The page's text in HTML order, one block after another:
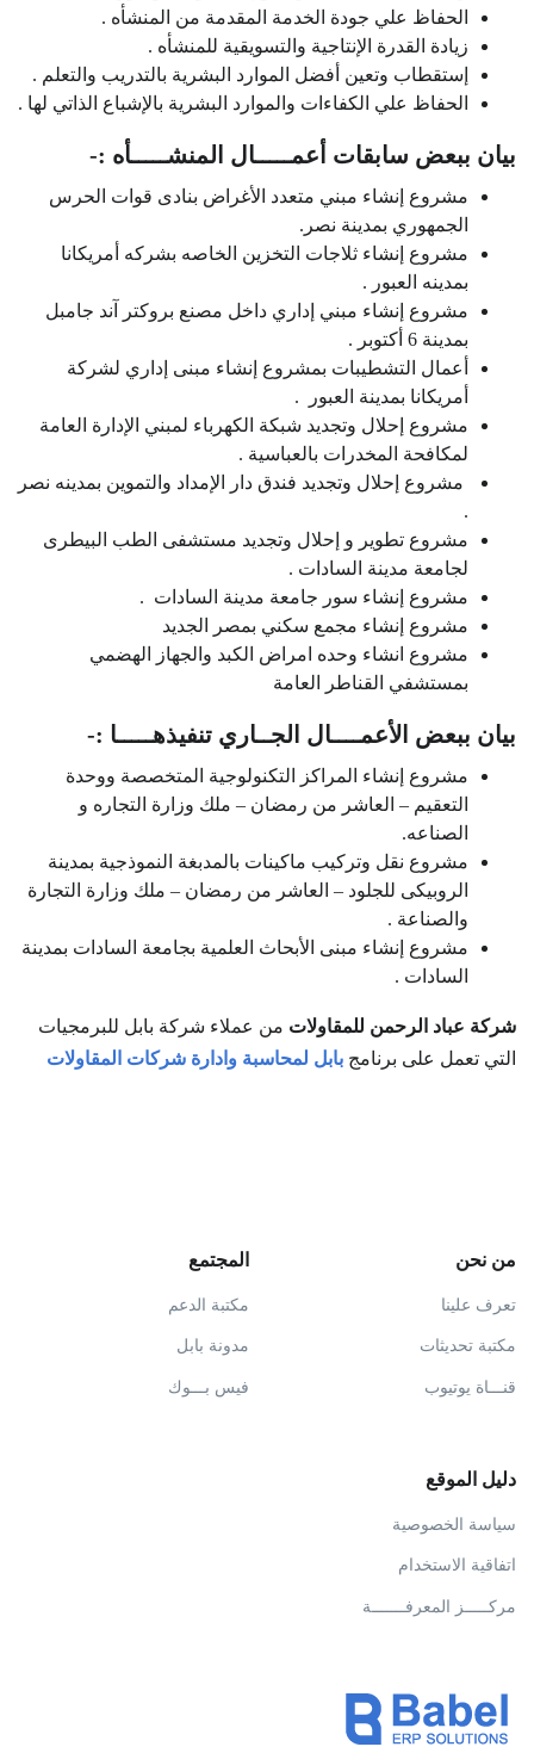
الحفاظ علي جودة الخدمة المقدمة من المنشأه .
زيادة القدرة الإنتاجية والتسويقية للمنشأه .
إستقطاب وتعين أفضل الموارد البشرية بالتدريب والتعلم .
الحفاظ علي الكفاءات والموارد البشرية بالإشباع الذاتي لها .
بيان ببعض سابقات أعمـــــال المنشـــــأه :-
مشروع إنشاء مبني متعدد الأغراض بنادى قوات الحرس
الجمهوري بمدينة نصر.
مشروع إنشاء ثلاجات التخزين الخاصه بشركه أمريكانا
بمدينه العبور .
مشروع إنشاء مبني إداري داخل مصنع بروكتر آند جامبل
بمدينة 6 أكتوبر .
أعمال التشطيبات بمشروع إنشاء مبنى إداري لشركة
أمريكانا بمدينة العبور .
مشروع إحلال وتجديد شبكة الكهرباء لمبني الإدارة العامة
لمكافحة المخدرات بالعباسية .
مشروع إحلال وتجديد فندق دار الإمداد والتموين بمدينه نصر
.
مشروع تطوير و إحلال وتجديد مستشفى الطب البيطرى
لجامعة مدينة السادات .
مشروع إنشاء سور جامعة مدينة السادات .
مشروع إنشاء مجمع سكني بمصر الجديد
مشروع انشاء وحده امراض الكبد والجهاز الهضمي
بمستشفي القناطر العامة
بيان ببعض الأعمــــال الجــاري تنفيذهـــــا :-
مشروع إنشاء المراكز التكنولوجية المتخصصة ووحدة
التعقيم – العاشر من رمضان – ملك وزارة التجاره و
الصناعه.
مشروع نقل وتركيب ماكينات بالمدبغة النموذجية بمدينة
الروبيكى للجلود – العاشر من رمضان – ملك وزارة التجارة
والصناعة .
مشروع إنشاء مبنى الأبحاث العلمية بجامعة السادات بمدينة
السادات .
شركة عباد الرحمن للمقاولات من عملاء شركة بابل للبرمجيات
التي تعمل على برنامج بابل لمحاسبة وادارة شركات المقاولات
من نحن
تعرف علينا
مكتبة تحديثات
قنـــاة يوتيوب
المجتمع
مكتبة الدعم
مدونة بابل
فيس بـــوك
دليل الموقع
سياسة الخصوصية
اتفاقية الاستخدام
مركـــــز المعرفـــــــة